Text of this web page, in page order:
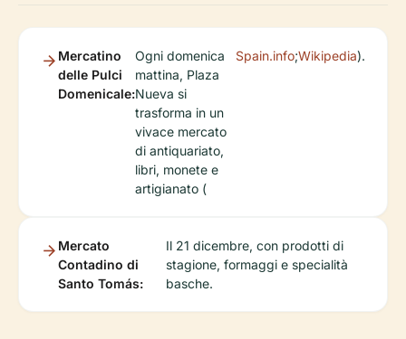
Mercatino
delle Pulci
Domenicale:
Ogni domenica
mattina, Plaza
Nueva si
trasforma in un
vivace mercato
di antiquariato,
libri, monete e
artigianato (
Spain.info;Wikipedia).
Mercato
Contadino di
Santo Tomás:
Il 21 dicembre, con prodotti di
stagione, formaggi e specialità
basche.